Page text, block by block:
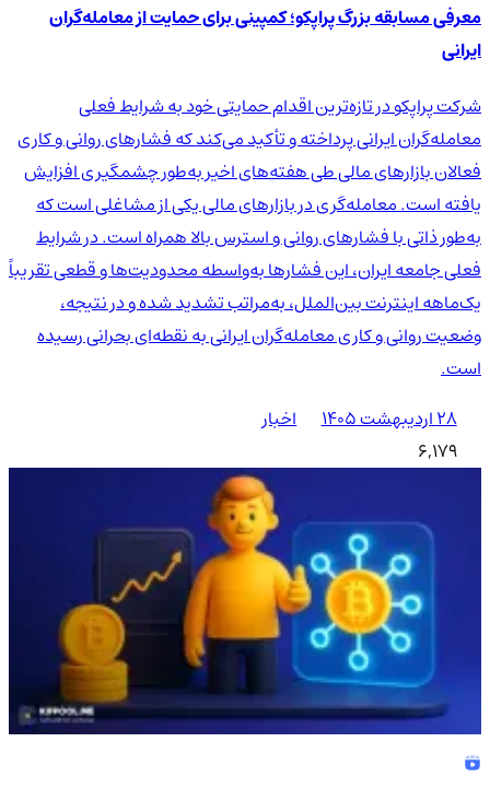
معرفی مسابقه بزرگ پراپکو؛ کمپینی برای حمایت از معامله‌گران
ایرانی
شرکت پراپکو در تازه‌ترین اقدام حمایتی خود به شرایط فعلی
معامله‌گران ایرانی پرداخته و تأکید می‌کند که فشارهای روانی و کاری
فعالان بازارهای مالی طی هفته‌های اخیر به‌طور چشمگیری افزایش
یافته است. معامله‌گری در بازارهای مالی یکی از مشاغلی است که
به‌طور ذاتی با فشارهای روانی و استرس بالا همراه است. در شرایط
فعلی جامعه ایران، این فشارها به‌واسطه محدودیت‌ها و قطعی تقریباً
یک‌ماهه اینترنت بین‌الملل، به‌مراتب تشدید شده و در نتیجه،
وضعیت روانی و کاری معامله‌گران ایرانی به نقطه‌ای بحرانی رسیده
است.
۲۸ اردیبهشت ۱۴۰۵
اخبار
6,179